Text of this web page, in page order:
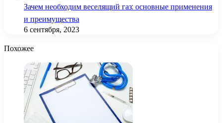
Зачем необходим веселящий газ: основные применения
и преимущества
6 сентября, 2023
Похожее